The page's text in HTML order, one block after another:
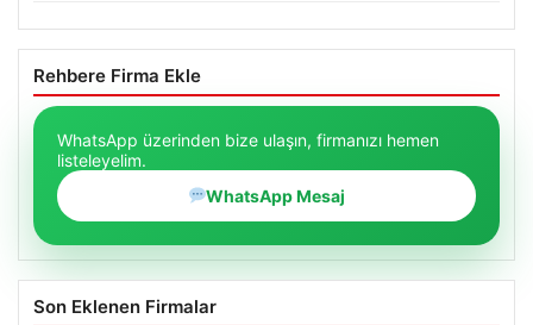
Rehbere Firma Ekle
WhatsApp üzerinden bize ulaşın, firmanızı hemen
listeleyelim.
WhatsApp Mesaj
Son Eklenen Firmalar